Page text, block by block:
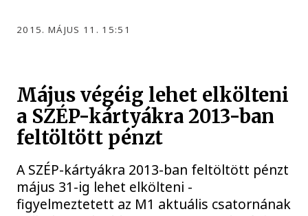
2015. MÁJUS 11. 15:51
Május végéig lehet elkölteni
a SZÉP-kártyákra 2013-ban
feltöltött pénzt
A SZÉP-kártyákra 2013-ban feltöltött pénzt
május 31-ig lehet elkölteni -
figyelmeztetett az M1 aktuális csatornának